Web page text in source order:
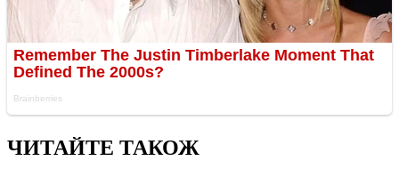
ЧИТАЙТЕ ТАКОЖ